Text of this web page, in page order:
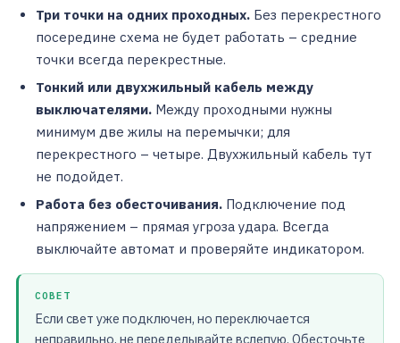
Три точки на одних проходных. Без перекрестного
посередине схема не будет работать – средние
точки всегда перекрестные.
Тонкий или двухжильный кабель между
выключателями. Между проходными нужны
минимум две жилы на перемычки; для
перекрестного – четыре. Двухжильный кабель тут
не подойдет.
Работа без обесточивания. Подключение под
напряжением – прямая угроза удара. Всегда
выключайте автомат и проверяйте индикатором.
СОВЕТ
Если свет уже подключен, но переключается
неправильно, не переделывайте вслепую. Обесточьте